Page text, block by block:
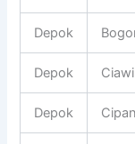
Depok
Depok Ciawi
Depok